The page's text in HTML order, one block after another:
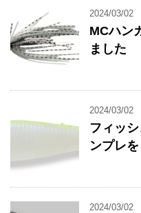
2024/03/02
MCハン
ました
2024/03/02
フィッ
ンプレ
2024/03/02